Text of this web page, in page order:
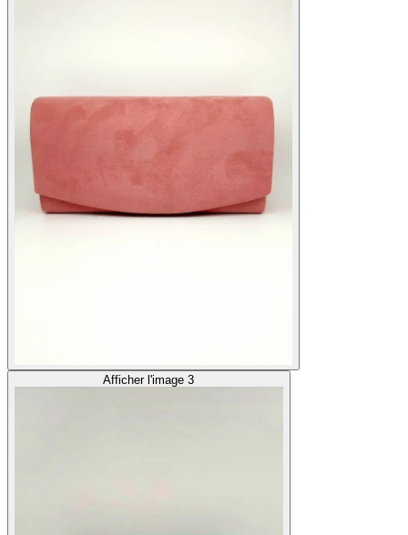
Afficher l'image 3